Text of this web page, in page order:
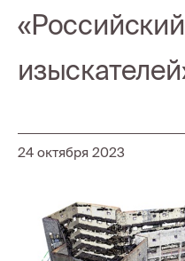
24 октября 2023